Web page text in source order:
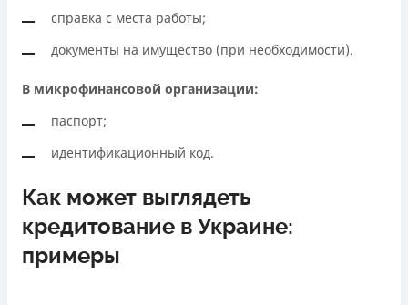
справка с места работы;
документы на имущество (при необходимости).
В микрофинансовой организации:
паспорт;
идентификационный код.
Как может выглядеть
кредитование в Украине:
примеры